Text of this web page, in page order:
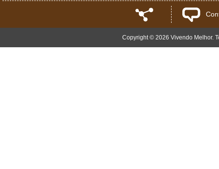
Copyright © 2026 Vivendo Melhor.